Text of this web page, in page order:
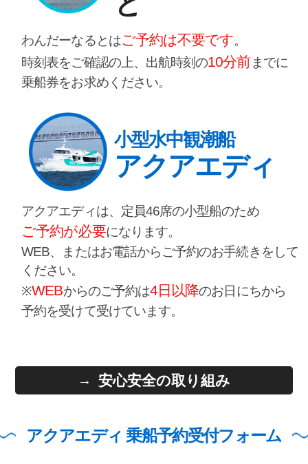
わんだーなるとはご予約は不要です。
時刻表をご確認の上、出航時刻の10分前 までに
乗船券をお求めください。
小型水中観潮船
アクアエディ
アクアエディは、定員46席の小型船のため
ご予約が必要になります。
WEB、またはお電話からご予約のお手続きをして
ください。
※WEBからのご予約は4日以降のお日にちから
予約を受けて受けています。
安心安全の取り組み
アクアエディ 乗船予約受付フォーム